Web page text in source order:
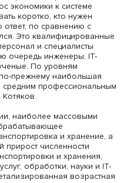
Антон Котяков
рынка труда ближайших
прогноза кадровой
замещающая кадровая
12,2 млн работников, в
выбывающих на
То есть в среднем в год
порядка 1,7 млн
ниже тех
когда впервые год
кадровая потребность
экономики к системе